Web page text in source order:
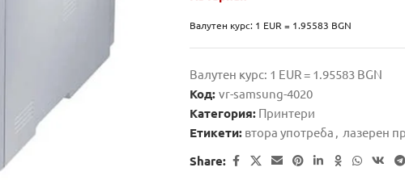
Валутен курс: 1 EUR = 1.95583 BGN
Валутен курс: 1 EUR = 1.95583 BGN
Код: vr-samsung-4020
Категория: Принтери
Етикети: втора употреба , лазерен
Share: